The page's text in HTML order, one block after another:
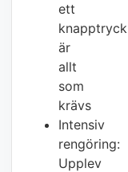
ett
knapptryck
är
allt
som
krävs
Intensiv
rengöring:
Upplev